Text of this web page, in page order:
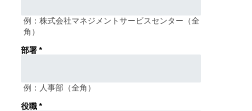
例：株式会社マネジメントサービスセンター（全
角）
部署 *
例：人事部（全角）
役職 *